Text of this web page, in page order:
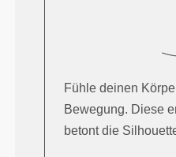
Fühle deinen
Bewegung. Diese
betont die